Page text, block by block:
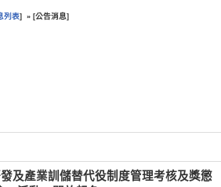
列表] » [公告消息]
發及產業訓儲替代役制度管理考核及獎懲